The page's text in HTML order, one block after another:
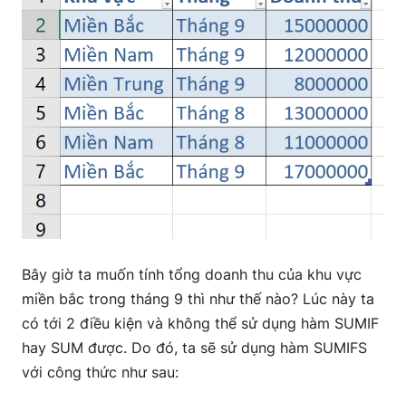
Bây giờ ta muốn tính tổng doanh thu của khu vực
miền bắc trong tháng 9 thì như thế nào? Lúc này ta
có tới 2 điều kiện và không thể sử dụng hàm SUMIF
hay SUM được. Do đó, ta sẽ sử dụng hàm SUMIFS
với công thức như sau: